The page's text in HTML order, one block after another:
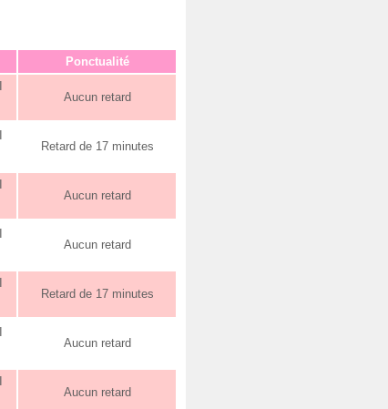
Ponctualité
Aucun retard
Retard de 17 minutes
Aucun retard
Aucun retard
Retard de 17 minutes
Aucun retard
Aucun retard